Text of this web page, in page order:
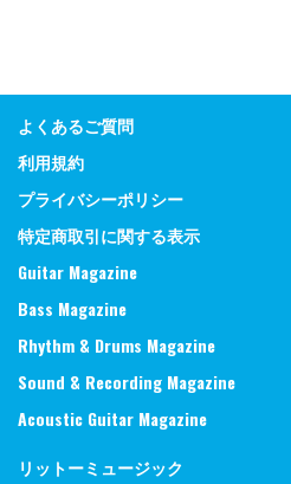
よくあるご質問
利用規約
プライバシーポリシー
特定商取引に関する表示
Guitar Magazine
Bass Magazine
Rhythm & Drums Magazine
Sound & Recording Magazine
Acoustic Guitar Magazine
リットーミュージック